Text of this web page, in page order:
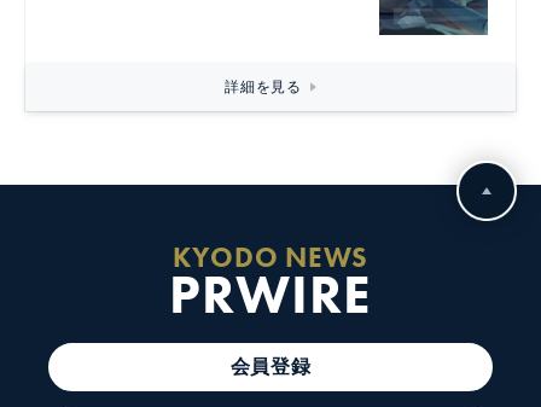
詳細を見る
KYODO NEWS
PRWIRE
会員登録